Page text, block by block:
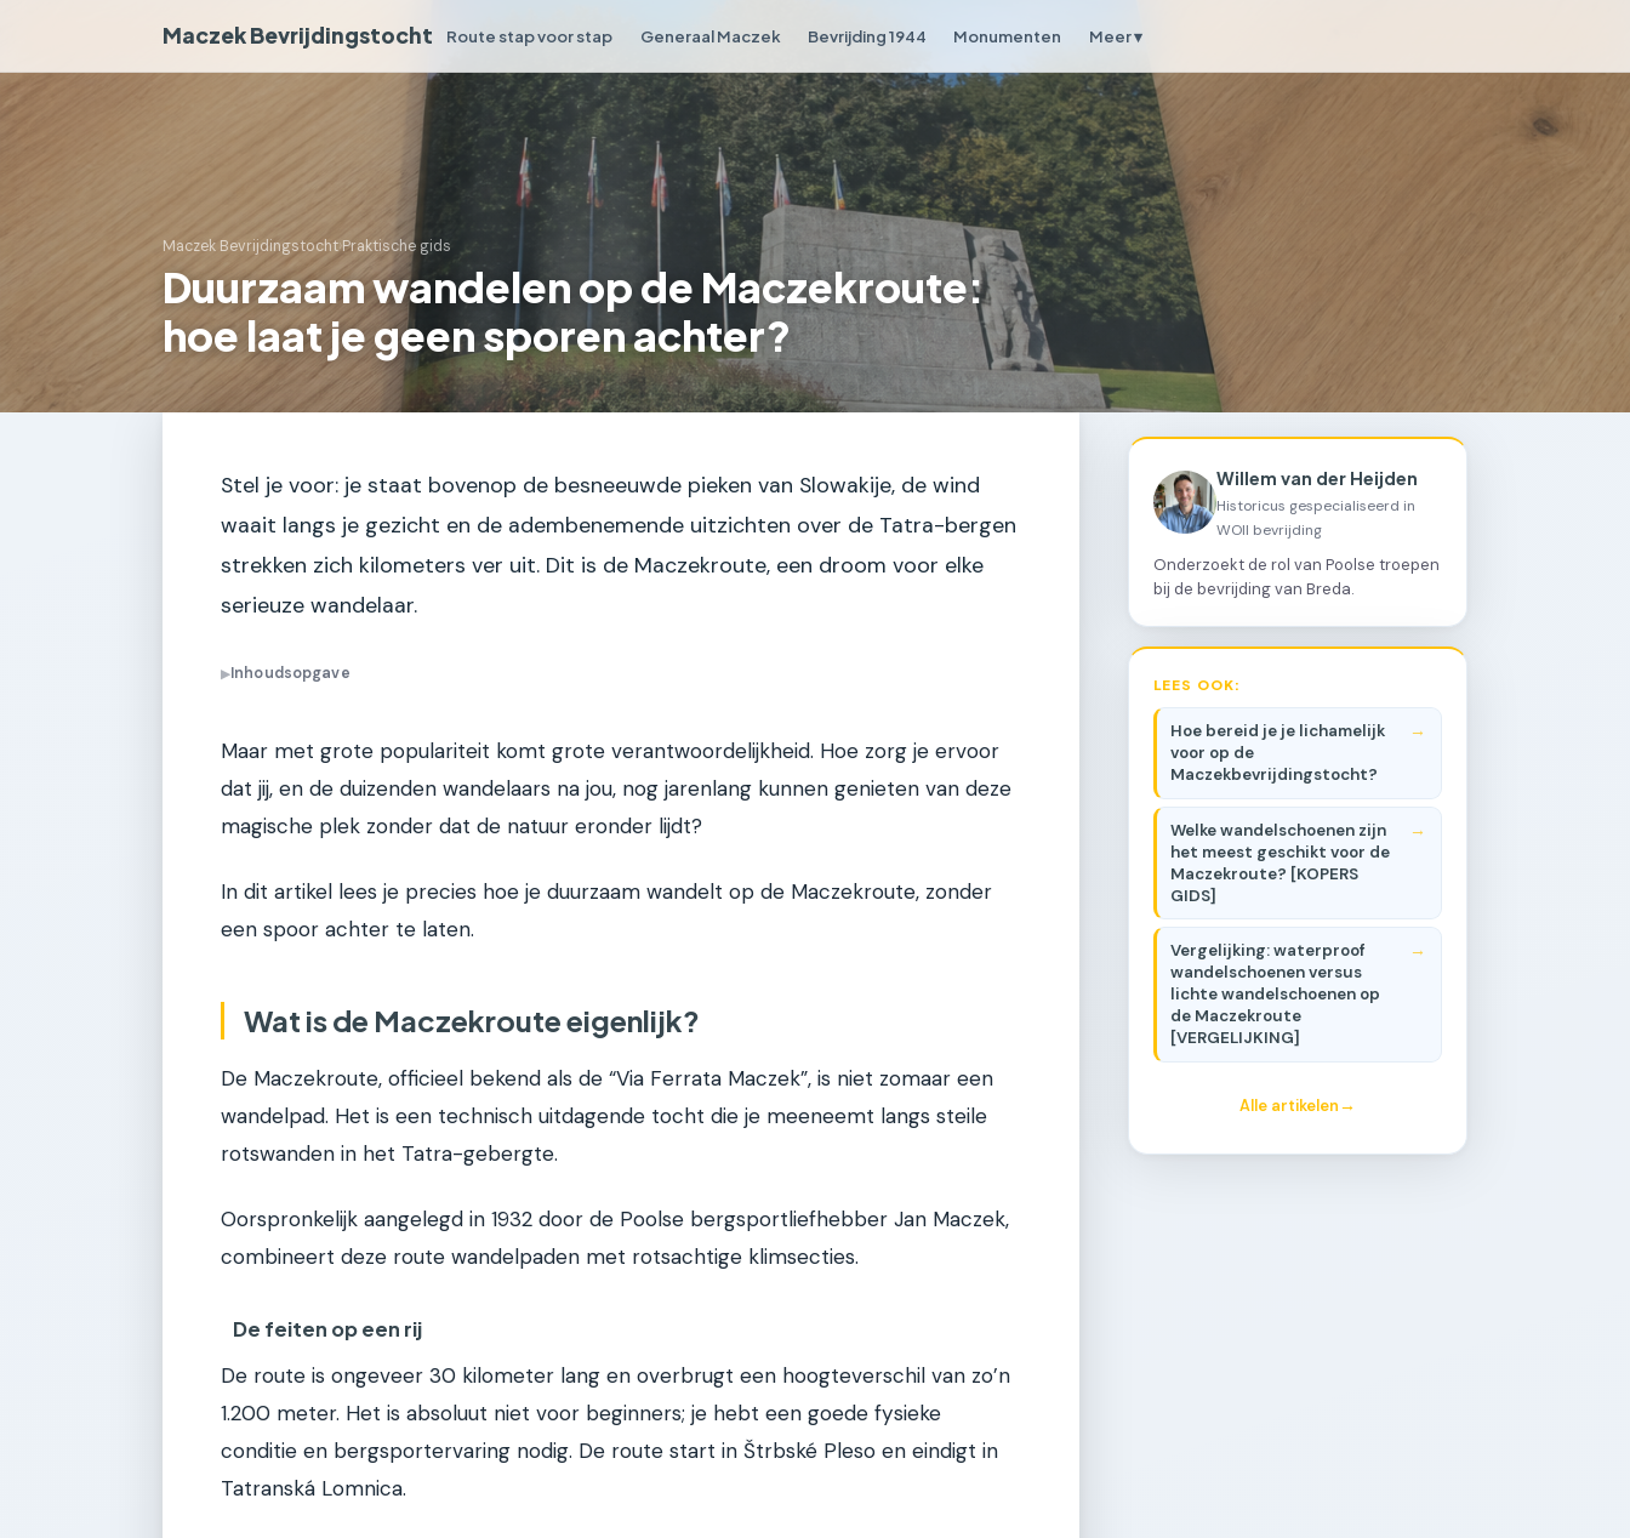
Maczek Bevrijdingstocht Route stap voor stap Generaal Maczek Bevrijding 1944 Monumenten Meer ▾
Maczek Bevrijdingstocht›Praktische gids
Duurzaam wandelen op de Maczekroute:
hoe laat je geen sporen achter?
Stel je voor: je staat bovenop de besneeuwde pieken van Slowakije, de wind
waait langs je gezicht en de adembenemende uitzichten over de Tatra-bergen
strekken zich kilometers ver uit. Dit is de Maczekroute, een droom voor elke
serieuze wandelaar.
▶Inhoudsopgave
Maar met grote populariteit komt grote verantwoordelijkheid. Hoe zorg je ervoor
dat jij, en de duizenden wandelaars na jou, nog jarenlang kunnen genieten van deze
magische plek zonder dat de natuur eronder lijdt?
In dit artikel lees je precies hoe je duurzaam wandelt op de Maczekroute, zonder
een spoor achter te laten.
Wat is de Maczekroute eigenlijk?
De Maczekroute, officieel bekend als de “Via Ferrata Maczek”, is niet zomaar een
wandelpad. Het is een technisch uitdagende tocht die je meeneemt langs steile
rotswanden in het Tatra-gebergte.
Oorspronkelijk aangelegd in 1932 door de Poolse bergsportliefhebber Jan Maczek,
combineert deze route wandelpaden met rotsachtige klimsecties.
De feiten op een rij
De route is ongeveer 30 kilometer lang en overbrugt een hoogteverschil van zo’n
1.200 meter. Het is absoluut niet voor beginners; je hebt een goede fysieke
conditie en bergsportervaring nodig. De route start in Štrbské Pleso en eindigt in
Tatranská Lomnica.
Willem van der Heijden
Historicus gespecialiseerd in
WOII bevrijding
Onderzoekt de rol van Poolse troepen
bij de bevrijding van Breda.
LEES OOK:
Hoe bereid je je lichamelijk
voor op de
Maczekbevrijdingstocht?
Welke wandelschoenen zijn
het meest geschikt voor de
Maczekroute? [KOPERS
GIDS]
Vergelijking: waterproof
wandelschoenen versus
lichte wandelschoenen op
de Maczekroute
[VERGELIJKING]
Alle artikelen